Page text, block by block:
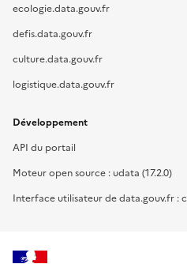
ecologie.data.gouv.fr
defis.data.gouv.fr
culture.data.gouv.fr
logistique.data.gouv.fr
Développement
API du portail
Moteur open source : udata (17.2.0)
Interface utilisateur de data.gouv.fr :